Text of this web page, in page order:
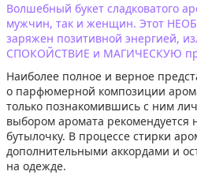
Волшебный букет сладковатого
мужчин, так и женщин. Этот
заряжен позитивной энергией,
СПОКОЙСТВИЕ и МАГИЧЕСКУЮ
Наиболее полное и верное
о парфюмерной композиции
только познакомившись с ним
выбором аромата рекомендуется
бутылочку. В процессе стирки
дополнительными аккордами и
на одежде.